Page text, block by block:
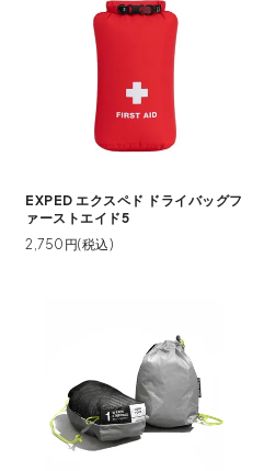
EXPED エクスペド ドライバッグフ
ァーストエイド5
2,750円(税込)